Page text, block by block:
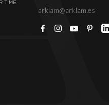
arklam@arklam.es